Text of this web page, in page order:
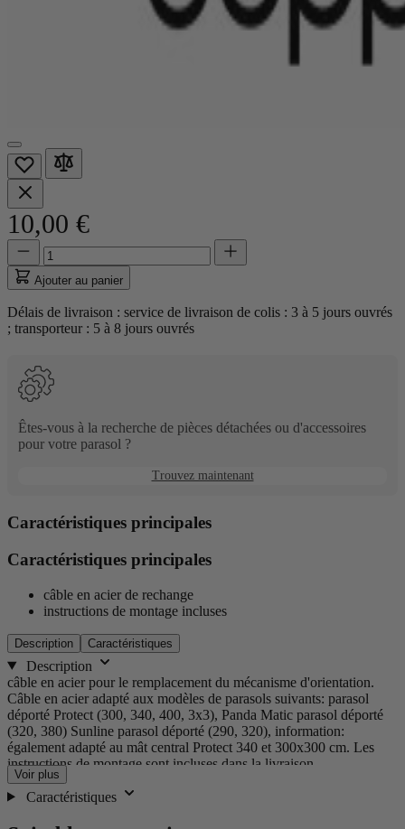
10,00 €
Quantité
mise
jour
à
1
Quantité
Ajouter au panier
Délais de livraison : service de livraison de colis : 3 à 5 jours ouvrés
; transporteur : 5 à 8 jours ouvrés
Êtes-vous à la recherche de pièces détachées ou d'accessoires
pour votre parasol ?
Trouvez maintenant
Caractéristiques principales
Caractéristiques principales
câble en acier de rechange
instructions de montage incluses
Description Caractéristiques
Description
câble en acier pour le remplacement du mécanisme d'orientation.
Câble en acier adapté aux modèles de parasols suivants: parasol
déporté Protect (300, 340, 400, 3x3), Panda Matic parasol déporté
(320, 380) Sunline parasol déporté (290, 320), information:
également adapté au mât central Protect 340 et 300x300 cm. Les
instructions de montage sont incluses dans la livraison.
Voir plus
Caractéristiques